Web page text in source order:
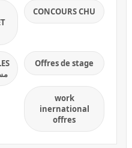
CONCOURS CHU
Offres de stage
work
inernational
offres